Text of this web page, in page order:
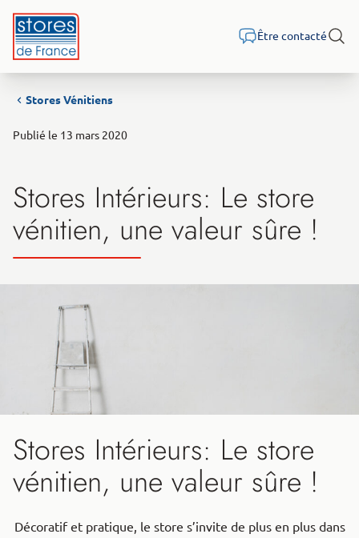
Être contacté
Stores Vénitiens
Publié le 13 mars 2020
Stores Intérieurs: Le store
vénitien, une valeur sûre !
Stores Intérieurs: Le store
vénitien, une valeur sûre !
Décoratif et pratique, le store s’invite de plus en plus dans